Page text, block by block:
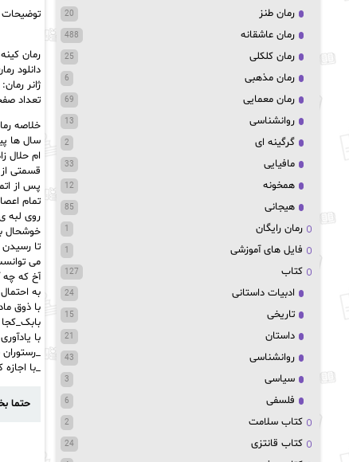
توضیحات
رمان
دانلود
ژانر
تعداد
خلاصه
سال ها
ام حلال
قسمتی
پس از
تمام
روی لبه
خوشحال
تا رسیدن
می
آخ که چه
به
با ذوق
با
_با
حتما
رمان طنز 20
رمان عاشقانه 488
رمان کلکلی 25
رمان مذهبی 6
رمان معمایی 69
روانشناسی 13
گرگینه ای 2
مافیایی 33
همخونه 12
هیجانی 85
رمان رایگان 1
فایل های آموزشی 1
کتاب 127
ادبیات داستانی 24
تاریخی 15
داستان 21
روانشناسی 43
سیاسی 3
فلسفی 6
کتاب سلامت 2
کتاب قانتزی 24